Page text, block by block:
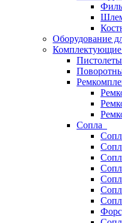
Оборудование
Комплектующие
Сопла